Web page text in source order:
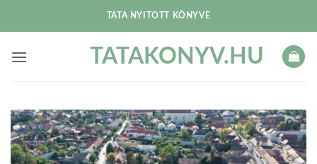
TATA NYITOTT KÖNYVE
TATAKONYV.HU